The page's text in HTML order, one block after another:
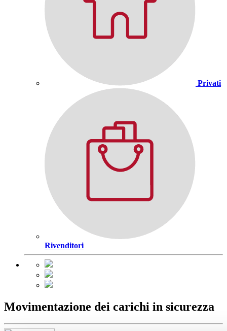
Privati
Rivenditori
Movimentazione dei carichi in sicurezza